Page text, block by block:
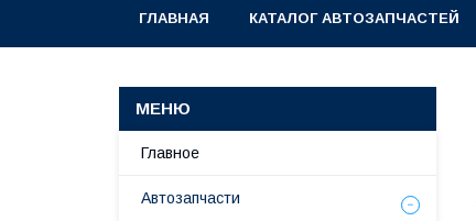
ГЛАВНАЯ КАТАЛОГ АВТОЗАПЧАСТЕЙ
Главное
Автозапчасти